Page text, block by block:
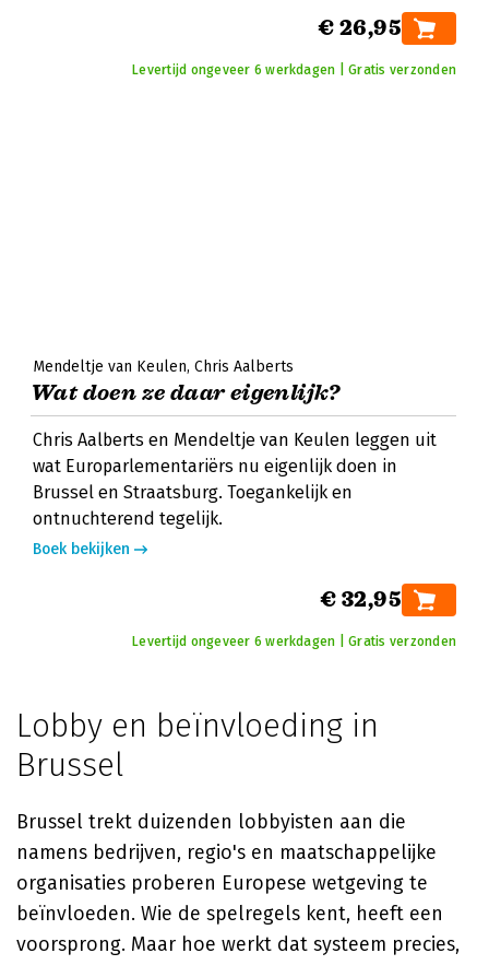
€ 26,95
Levertijd ongeveer 6 werkdagen | Gratis verzonden
Mendeltje van Keulen Chris Aalberts
Wat doen ze daar eigenlijk?
Chris Aalberts en Mendeltje van Keulen leggen uit
wat Europarlementariërs nu eigenlijk doen in
Brussel en Straatsburg. Toegankelijk en
ontnuchterend tegelijk.
Boek bekijken
€ 32,95
Levertijd ongeveer 6 werkdagen | Gratis verzonden
Lobby en beïnvloeding in
Brussel
Brussel trekt duizenden lobbyisten aan die
namens bedrijven, regio's en maatschappelijke
organisaties proberen Europese wetgeving te
beïnvloeden. Wie de spelregels kent, heeft een
voorsprong. Maar hoe werkt dat systeem precies,